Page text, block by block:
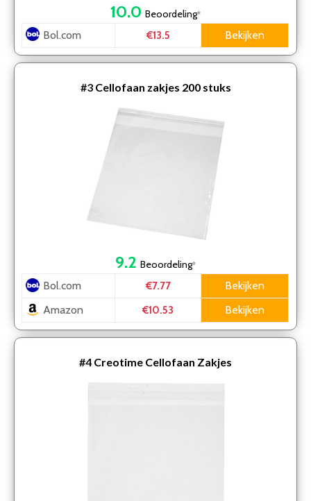
10.0 Beoordeling*
Bol.com €13.5 Bekijken
#3 Cellofaan zakjes 200 stuks
9.2 Beoordeling*
Bol.com €7.77
Bekijken
Amazon
€10.53 Bekijken
#4 Creotime Cellofaan Zakjes